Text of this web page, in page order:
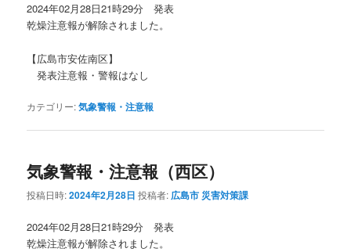
2024年02月28日21時29分 発表
乾燥注意報が解除されました。
【広島市安佐南区】
発表注意報・警報はなし
カテゴリー:気象警報・注意報
気象警報・注意報（西区）
投稿日時:2024年2月28日 投稿者: 広島市 災害対策課
2024年02月28日21時29分 発表
乾燥注意報が解除されました。